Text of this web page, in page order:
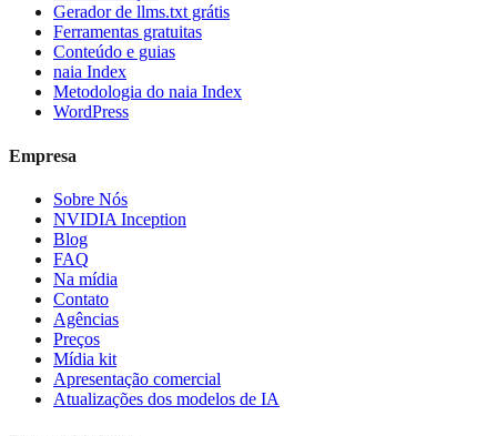
Gerador de llms.txt grátis
Ferramentas gratuitas
Conteúdo e guias
naia Index
Metodologia do naia Index
WordPress
Empresa
Sobre Nós
NVIDIA Inception
Blog
FAQ
Na mídia
Contato
Agências
Preços
Mídia kit
Apresentação comercial
Atualizações dos modelos de IA